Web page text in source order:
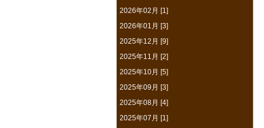
2026年02月 [1]
2026年01月 [3]
2025年12月 [9]
2025年11月 [2]
2025年10月 [5]
2025年09月 [3]
2025年08月 [4]
2025年07月 [1]